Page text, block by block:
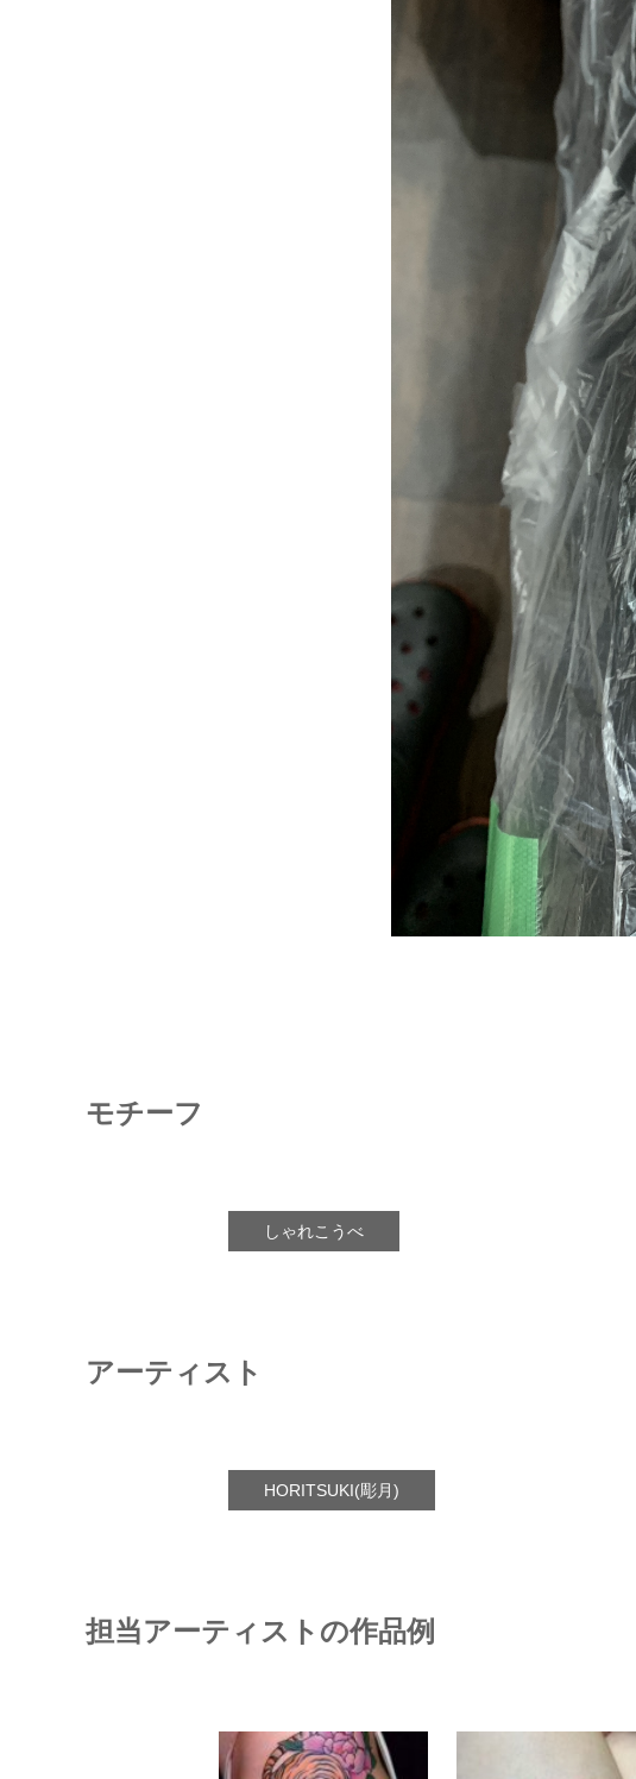
モチーフ
しゃれこうべ
アーティスト
HORITSUKI(彫月)
担当アーティストの作品例